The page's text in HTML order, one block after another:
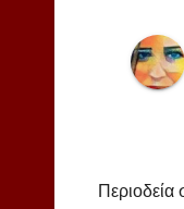
Περιοδεία